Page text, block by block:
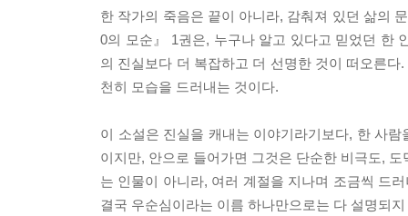
한 작가의 죽음은 끝이 아니라, 감춰져 있던 삶의
0의 모순』 1권은, 누구나 알고 있다고 믿었던 한
의 진실보다 더 복잡하고 더 선명한 것이 떠오른
천히 모습을 드러내는 것이다.
이 소설은 진실을 캐내는 이야기라기보다, 한 사
이지만, 안으로 들어가면 그것은 단순한 비극도,
는 인물이 아니라, 여러 계절을 지나며 조금씩 드
결국 우순심이라는 이름 하나만으로는 다 설명되